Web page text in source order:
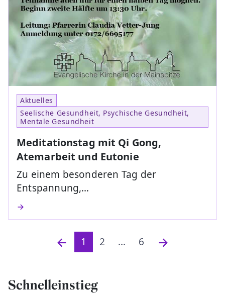
Aktuelles
Seelische Gesundheit, Psychische Gesundheit,
Mentale Gesundheit
Meditationstag mit Qi Gong,
Atemarbeit und Eutonie
Zu einem besonderen Tag der
Entspannung,…
1 2 ... 6
Schnelleinstieg